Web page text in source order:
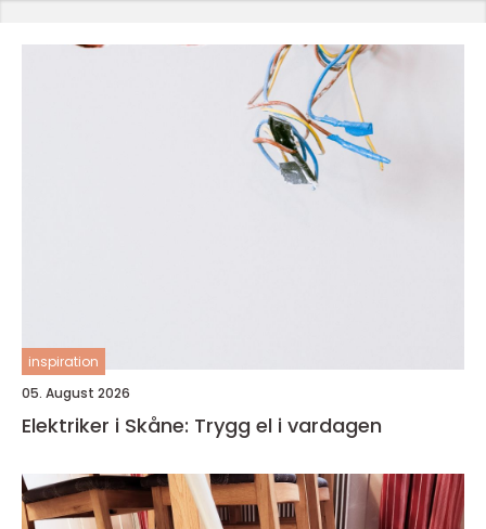
inspiration
05. August 2026
Elektriker i Skåne: Trygg el i vardagen